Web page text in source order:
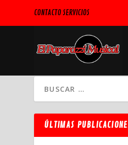
CONTACTO SERVICIOS
ÚLTIMAS